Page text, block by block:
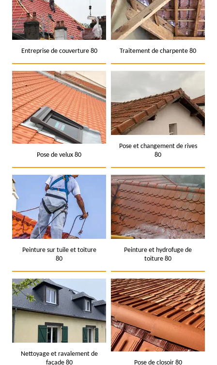
Entreprise de couverture 80 Traitement de charpente 80
Pose de velux 80
Pose et changement de rives
80
Peinture sur tuile et toiture
80
Peinture et hydrofuge de
toiture 80
Nettoyage et ravalement de
façade 80
Pose de closoir 80